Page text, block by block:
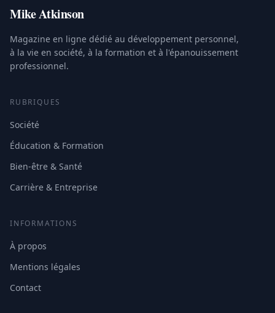
Mike Atkinson
Magazine en ligne dédié au développement personnel,
à la vie en société, à la formation et à l'épanouissement
professionnel.
RUBRIQUES
Société
Éducation & Formation
Bien-être & Santé
Carrière & Entreprise
INFORMATIONS
À propos
Mentions légales
Contact